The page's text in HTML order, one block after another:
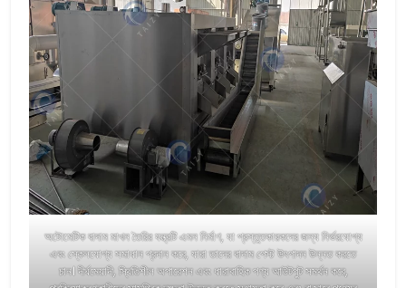
অটোমেটিক বাদাম মাখন তৈরির যন্ত্রটি এমন নির্মাণ, যা প্রস্তুতকারকদের জন্য নির্ভরযোগ্য
এবং স্কেলযোগ্য সমাধান প্রদান করে, যারা তাদের বাদাম পেস্ট উৎপাদন উন্নত করতে
চান। দীর্ঘমেয়াদী, স্থিতিশীল অপারেশন এবং ধারাবাহিক পণ্য আউটপুট সমর্থন করে,